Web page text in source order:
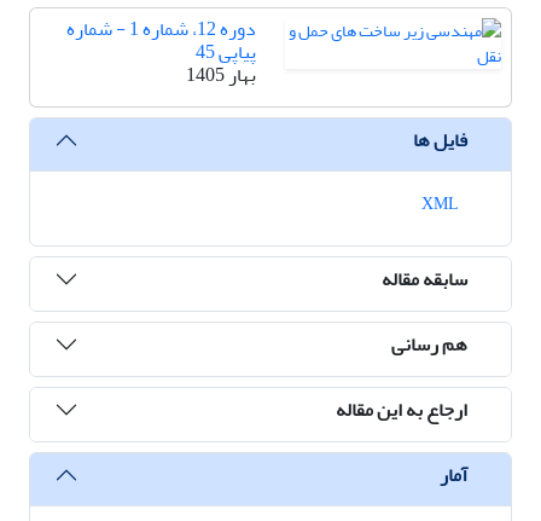
دوره 12، شماره 1 - شماره
پیاپی 45
بهار 1405
فایل ها
سابقه مقاله
هم رسانی
ارجاع به این مقاله
آمار